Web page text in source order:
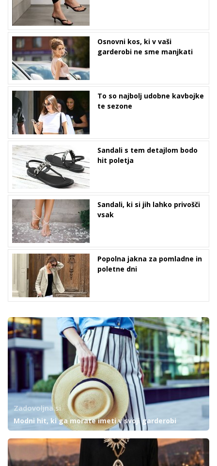
Osnovni kos, ki v vaši
garderobi ne sme manjkati
To so najbolj udobne kavbojke
te sezone
Sandali s tem detajlom bodo
hit poletja
Sandali, ki si jih lahko privošči
vsak
Popolna jakna za pomladne in
poletne dni
Zadovoljna.si
Modni hit, ki ga morate imeti v svoji garderobi